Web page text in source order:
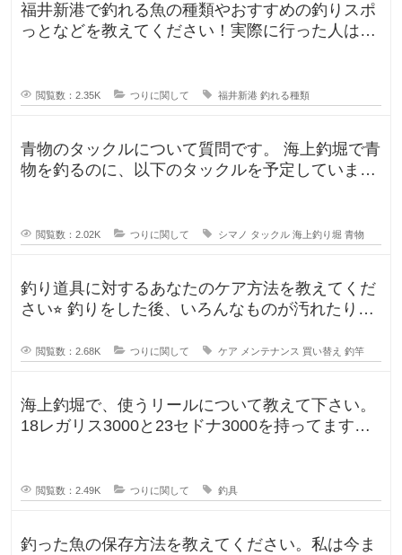
福井新港で釣れる魚の種類やおすすめの釣りスポ
っとなどを教えてください！実際に行った人はど
閲覧数：2.35K つりに関して 福井新港 釣れる種類
青物のタックルについて質問です。 海上釣堀で青
物を釣るのに、以下のタックルを予定していま
閲覧数：2.02K つりに関して シマノ タックル 海上釣り堀 青物
釣り道具に対するあなたのケア方法を教えてくだ
さい⭐︎ 釣りをした後、いろんなものが汚れたりし
閲覧数：2.68K つりに関して ケア メンテナンス 買い替え 釣竿
海上釣堀で、使うリールについて教えて下さい。
18レガリス3000と23セドナ3000を持ってます。
閲覧数：2.49K つりに関して 釣具
釣った魚の保存方法を教えてください。私は今ま